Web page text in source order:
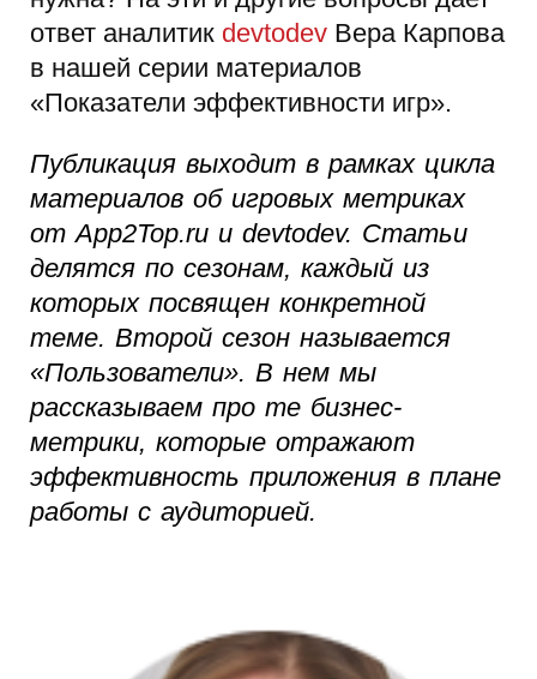
ответ аналитик devtodev Вера Карпова
в нашей серии материалов
«Показатели эффективности игр».
Публикация выходит в рамках цикла
материалов об игровых метриках
от App2Top.ru и devtodev. Статьи
делятся по сезонам, каждый из
которых посвящен конкретной
теме. Второй сезон называется
«Пользователи». В нем мы
рассказываем про те бизнес-
метрики, которые отражают
эффективность приложения в плане
работы с аудиторией.